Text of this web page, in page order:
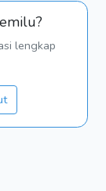
lengkap